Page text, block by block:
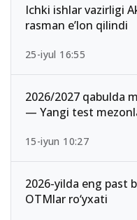
Ichki ishlar vazirligi
rasman e’lon qilindi
25-iyul 16:55
2026/2027 qabulda
— Yangi test
15-iyun 10:27
2026-yilda eng past
OTMlar ro‘yxati